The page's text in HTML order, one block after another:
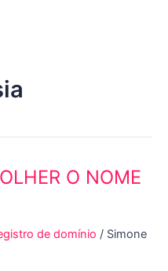
O NOME
de domínio / Simone